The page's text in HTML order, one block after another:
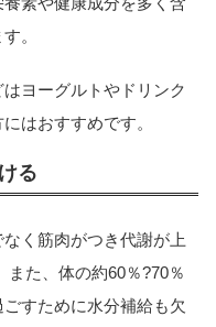
。
ヨーグルトやドリンク
はおすすめです。
る
く筋肉がつき代謝が上
た、体の約60％?70％
すために水分補給も欠